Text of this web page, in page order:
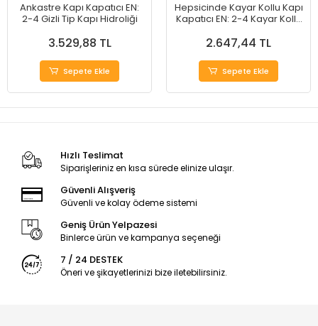
Ankastre Kapı Kapatıcı EN:
2-4 Gizli Tip Kapı Hidroliği
3.529,88 TL
Sepete Ekle
Hepsicinde Kayar Kollu Kapı
Kapatıcı EN: 2-4 Kayar Kollu
2.647,44 TL
Sepete Ekle
Hızlı Teslimat
Siparişleriniz en kısa sürede elinize ulaşır.
Güvenli Alışveriş
Güvenli ve kolay ödeme sistemi
Geniş Ürün Yelpazesi
Binlerce ürün ve kampanya seçeneği
7 / 24 DESTEK
Öneri ve şikayetlerinizi bize iletebilirsiniz.